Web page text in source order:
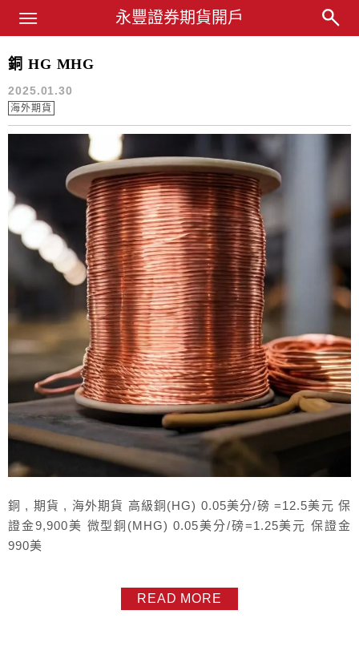
永豐業務經理杜昭逸Blog
永豐證券期貨開戶
Main Menu
HG
銅 HG MHG
2025.01.30
海外期貨
銅 , 期貨 , 海外期貨 高級銅(HG) 0.05美分/磅 =12.5美元 保
證金9,900美 微型銅(MHG) 0.05美分/磅=1.25美元 保證金
990美
READ MORE